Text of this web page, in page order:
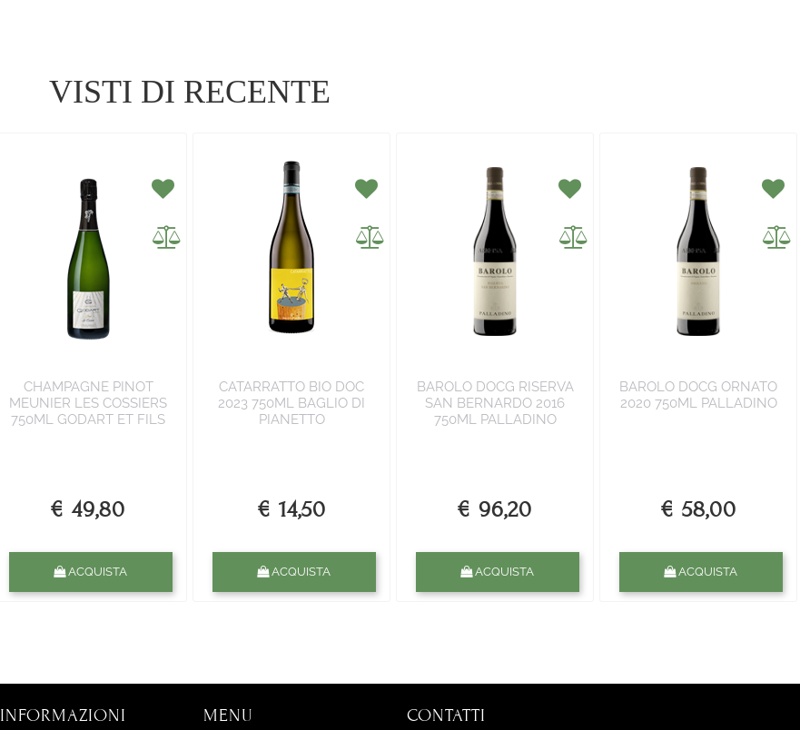
VISTI DI RECENTE
CHAMPAGNE PINOT
MEUNIER LES COSSIERS
750ML GODART ET FILS
€ 49,80
ACQUISTA
CATARRATTO BIO DOC
2023 750ML BAGLIO DI
PIANETTO
€ 14,50
ACQUISTA
BAROLO DOCG RISERVA
SAN BERNARDO 2016
750ML PALLADINO
€ 96,20
ACQUISTA
BAROLO DOCG ORNATO
2020 750ML PALLADINO
€ 58,00
ACQUISTA
INFORMAZIONI MENU CONTATTI